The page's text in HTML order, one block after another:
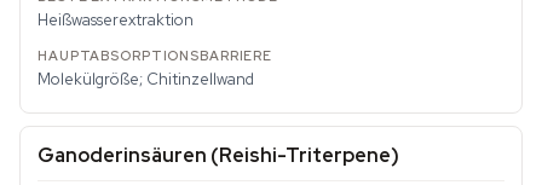
Heißwasserextraktion
Molekülgröße; Chitinzellwand
Ganoderinsäuren (Reishi-Triterpene)